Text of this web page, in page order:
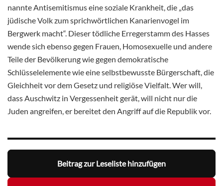
nannte Antisemitismus eine soziale Krankheit, die „das
jüdische Volk zum sprichwörtlichen Kanarienvogel im
Bergwerk macht“. Dieser tödliche Erregerstamm des Hasses
wende sich ebenso gegen Frauen, Homosexuelle und andere
Teile der Bevölkerung wie gegen demokratische
Schlüsselelemente wie eine selbstbewusste Bürgerschaft, die
Gleichheit vor dem Gesetz und religiöse Vielfalt. Wer will,
dass Auschwitz in Vergessenheit gerät, will nicht nur die
Juden angreifen, er bereitet den Angriff auf die Republik vor.
Beitrag zur Leseliste hinzufügen